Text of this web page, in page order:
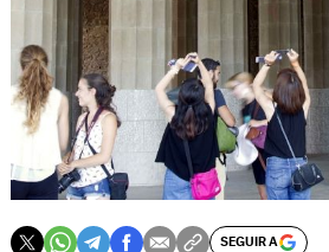
SEGUIR A